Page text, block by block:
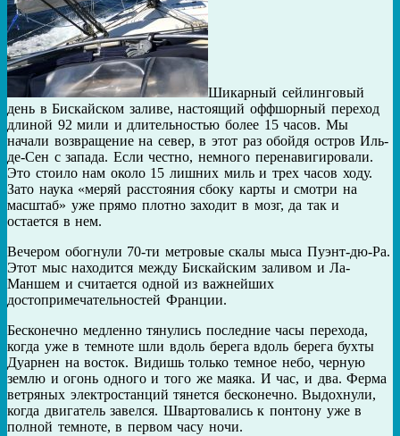
Шикарный сейлинговый
день в Бискайском заливе, настоящий оффшорный переход
длиной 92 мили и длительностью более 15 часов. Мы
начали возвращение на север, в этот раз обойдя остров Иль-
де-Сен с запада. Если честно, немного перенавигировали.
Это стоило нам около 15 лишних миль и трех часов ходу.
Зато наука «меряй расстояния сбоку карты и смотри на
масштаб» уже прямо плотно заходит в мозг, да так и
остается в нем.
Вечером обогнули 70-ти метровые скалы мыса Пуэнт-дю-Ра.
Этот мыс находится между Бискайским заливом и Ла-
Маншем и считается одной из важнейших
достопримечательностей Франции.
Бесконечно медленно тянулись последние часы перехода,
когда уже в темноте шли вдоль берега вдоль берега бухты
Дуарнен на восток. Видишь только темное небо, черную
землю и огонь одного и того же маяка. И час, и два. Ферма
ветряных электростанций тянется бесконечно. Выдохнули,
когда двигатель завелся. Швартовались к понтону уже в
полной темноте, в первом часу ночи.